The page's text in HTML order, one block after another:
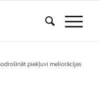
piekļuvi meliorācijas